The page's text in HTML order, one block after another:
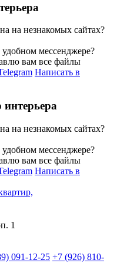
на незнакомых сайтах?
мессенджере?
вам все файлы
Написать в
интерьера
на незнакомых сайтах?
мессенджере?
вам все файлы
Написать в
1
091-12-25 +7 (926) 810-